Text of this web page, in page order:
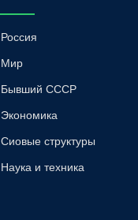
Россия
Мир
Бывший СССР
Экономика
Сиовые структуры
Наука и техника